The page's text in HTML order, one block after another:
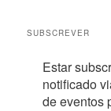
SUBSCREVER
Estar
notificado
de eventos